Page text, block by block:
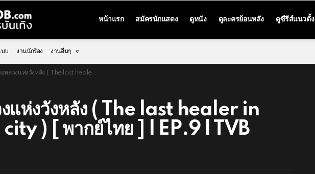
หน้าแรก สมัครนักแสดง ดูหนัง ดูละครย้อนหลัง ดูซีรีส์แนวตั้ง
บบ งานนักร้อง งานอื่นๆ
วังหลัง ( The last healer in forbidden city ) [ พากย์ไทย ] l EP.9 l TVB Thailand
แห่งวังหลัง ( The last healer in
) [ พากย์ไทย ] l EP.9 l TVB